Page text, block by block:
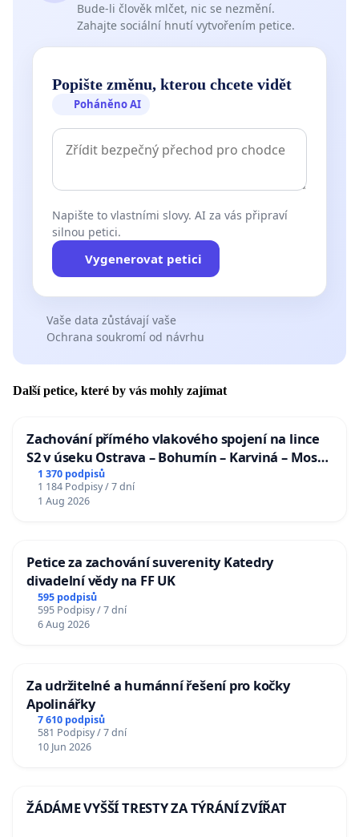
Bude-li člověk mlčet, nic se nezmění.
Zahajte sociální hnutí vytvořením petice.
Popište změnu, kterou chcete vidět
Poháněno AI
Napište to vlastními slovy. AI za vás připraví
silnou petici.
Vygenerovat petici
Vaše data zůstávají vaše
Ochrana soukromí od návrhu
Další petice, které by vás mohly zajímat
Zachování přímého vlakového spojení na lince
S2 v úseku Ostrava – Bohumín – Karviná – Mosty
u Jablunkova
1 370 podpisů
1 184 Podpisy / 7 dní
1 Aug 2026
Petice za zachování suverenity Katedry
divadelní vědy na FF UK
595 podpisů
595 Podpisy / 7 dní
6 Aug 2026
Za udržitelné a humánní řešení pro kočky
Apolinářky
7 610 podpisů
581 Podpisy / 7 dní
10 Jun 2026
ŽÁDÁME VYŠŠÍ TRESTY ZA TÝRÁNÍ ZVÍŘAT